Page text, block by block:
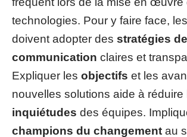
technologies. Pour y faire face,
doivent adopter des stratégies de
communication claires et
Expliquer les objectifs et les
nouvelles solutions aide à réduire
inquiétudes des équipes.
champions du changement au